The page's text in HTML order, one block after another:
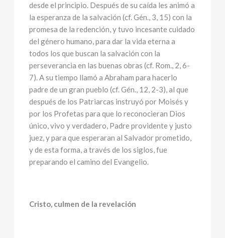
desde el principio. Después de su caída les animó a
la esperanza de la salvación (cf. Gén., 3, 15) con la
promesa de la redención, y tuvo incesante cuidado
del género humano, para dar la vida eterna a
todos los que buscan la salvación con la
perseverancia en las buenas obras (cf. Rom., 2, 6-
7). A su tiempo llamó a Abraham para hacerlo
padre de un gran pueblo (cf. Gén., 12, 2-3), al que
después de los Patriarcas instruyó por Moisés y
por los Profetas para que lo reconocieran Dios
único, vivo y verdadero, Padre providente y justo
juez, y para que esperaran al Salvador prometido,
y de esta forma, a través de los siglos, fue
preparando el camino del Evangelio.
Cristo, culmen de la revelación